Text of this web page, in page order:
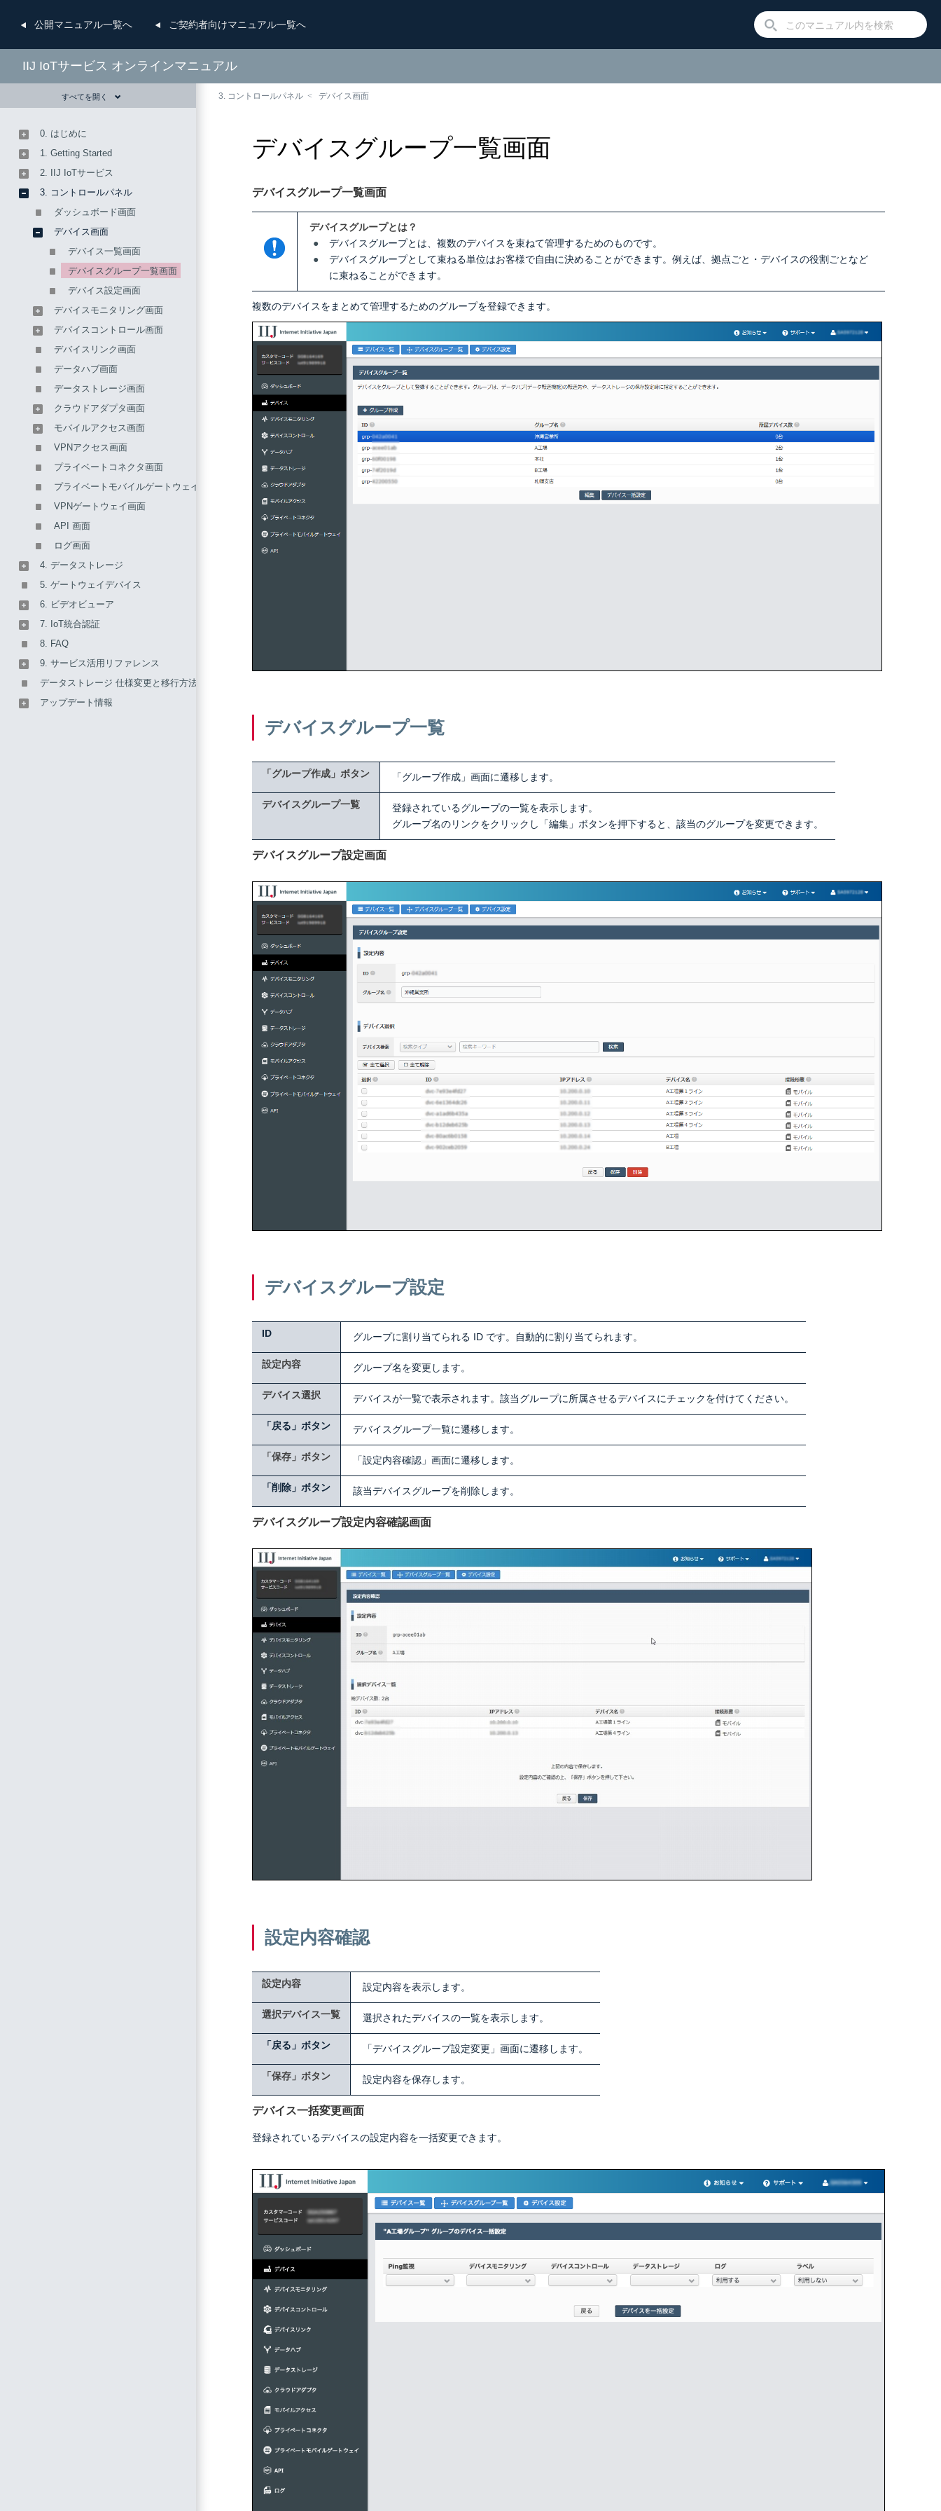
公開マニュアル一覧へ ご契約者向けマニュアル一覧へ
IIJ IoTサービス オンラインマニュアル
3. コントロールパネル デバイス画面
デバイスグループ一覧画面
デバイスグループ一覧画面
デバイスグループとは？
デバイスグループとは、複数のデバイスを束ねて管理するためのものです。
デバイスグループとして束ねる単位はお客様で自由に決めることができます。例えば、拠点ごと・デバイスの役割ごとなど
に束ねることができます。
複数のデバイスをまとめて管理するためのグループを登録できます。
デバイスグループ一覧
「グループ作成」ボタン 「グループ作成」画面に遷移します。
デバイスグループ一覧
登録されているグループの一覧を表示します。
グループ名のリンクをクリックし「編集」ボタンを押下すると、該当のグループを変更できます。
デバイスグループ設定画面
デバイスグループ設定
ID グループに割り当てられる ID です。自動的に割り当てられます。
設定内容 グループ名を変更します。
デバイス選択 デバイスが一覧で表示されます。該当グループに所属させるデバイスにチェックを付けてください。
「戻る」ボタン デバイスグループ一覧に遷移します。
「保存」ボタン 「設定内容確認」画面に遷移します。
「削除」ボタン 該当デバイスグループを削除します。
デバイスグループ設定内容確認画面
設定内容確認
設定内容 設定内容を表示します。
選択デバイス一覧 選択されたデバイスの一覧を表示します。
「戻る」ボタン 「デバイスグループ設定変更」画面に遷移します。
「保存」ボタン 設定内容を保存します。
デバイス一括変更画面
登録されているデバイスの設定内容を一括変更できます。
すべてを開く
0. はじめに
1. Getting Started
2. IIJ IoTサービス
3. コントロールパネル
ダッシュボード画面
デバイス画面
デバイス一覧画面
デバイスグループ一覧画面
デバイス設定画面
デバイスモニタリング画面
デバイスコントロール画面
デバイスリンク画面
データハブ画面
データストレージ画面
クラウドアダプタ画面
モバイルアクセス画面
VPNアクセス画面
プライベートコネクタ画面
プライベートモバイルゲートウェイ画面
VPNゲートウェイ画面
API 画面
ログ画面
4. データストレージ
5. ゲートウェイデバイス
6. ビデオビューア
7. IoT統合認証
8. FAQ
9. サービス活用リファレンス
データストレージ 仕様変更と移行方法のご案内
アップデート情報